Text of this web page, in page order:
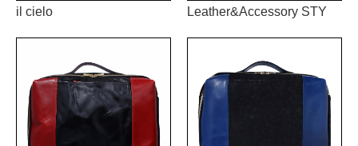
il cielo Leather&Accessory STY